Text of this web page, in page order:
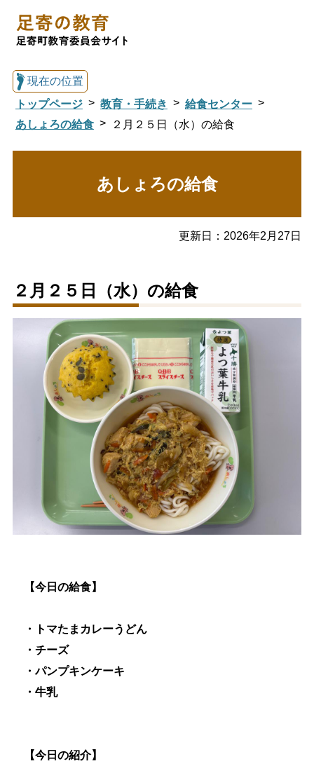
図書館
生涯学習 文化・スポーツ
文字サイズ
標準 拡大
色合い
白 黒 黄 青
リセット
現在の位置
トップページ
教育・手続き
給食センター
あしょろの給食
２月２５日（水）の給食
あしょろの給食
更新日： 2026年2月27日
２月２５日（水）の給食
【今日の給食】
・トマたまカレーうどん
・チーズ
・パンプキンケーキ
・牛乳
【今日の紹介】